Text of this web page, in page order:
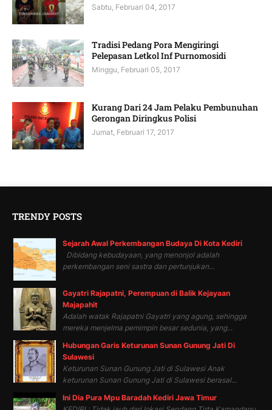
Sabtu, Februari 04, 2017
Tradisi Pedang Pora Mengiringi
Pelepasan Letkol Inf Purnomosidi
Minggu, Februari 05, 2017
Kurang Dari 24 Jam Pelaku Pembunuhan
Gerongan Diringkus Polisi
Jumat, Februari 17, 2017
TRENDY POSTS
Sejarah Awal Perkembangan Budaya Di Kota Kediri
Dibidang kebudayaan, yang menonjol adalah
perkembangan seni sastra dan pertunjukan...
Gayatri Rajapatni, Perempuan di Balik Kejayaan
Majapahit
Adalah watak Rajapatni Gayatri yang agung, sehingga
mereka menjelma pemimpin besar sedunia, yang...
Hubungan Garis Keturunan Sunan Gunung Jati Di
Sulawesi
Keturunan Sunan Gunung Jati di Sulawesi Anak
keturunan Sunan Gunung Jati di Sulawesi berasal...
Ini Dia Pura Mpu Baradah Kediri Jawa Timur